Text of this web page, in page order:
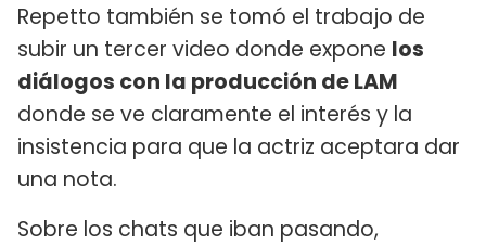
Repetto también se tomó el trabajo de
subir un tercer video donde expone los
diálogos con la producción de LAM
donde se ve claramente el interés y la
insistencia para que la actriz aceptara dar
una nota.
Sobre los chats que iban pasando,